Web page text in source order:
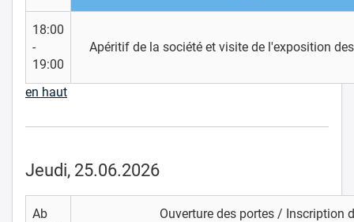
18:00
-
19:00
Apéritif de la société et visite de l'exposition
en haut
Jeudi, 25.06.2026
Ab
Ouverture des portes / Inscription